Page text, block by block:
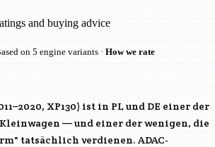
and buying advice
on 5 engine variants · How we rate
XP130) ist in PL und DE einer der
— und einer der wenigen, die
tatsächlich verdienen. ADAC-